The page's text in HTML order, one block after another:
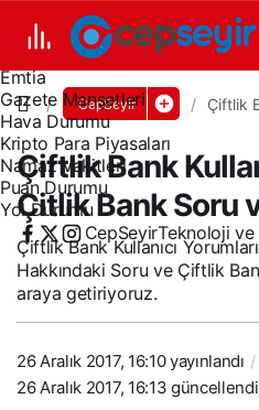
Covid 19
Döviz Kurları
Emtia
Gazete Manşetleri
Hava Durumu
Kripto Para Piyasaları
Namaz Vakitleri
Puan Durumu
Yol Durumu
CepSeyirTeknoloji
CepSeyir
Çiftlik
Çiftlik Bank
Çitlik Bank Soru
Çiftlik Bank Kullanıcı
Hakkındaki Soru ve Çiftlik
araya getiriyoruz.
26 Aralık 2017, 16:10yayınlandı
26 Aralık 2017, 16:13 güncellendi